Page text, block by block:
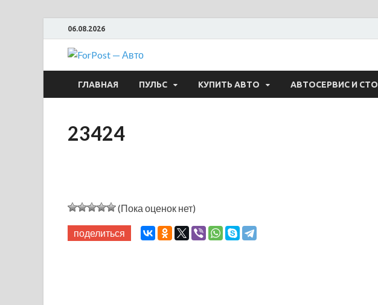
06.08.2026
ForPost — Авто
ГЛАВНАЯ ПУЛЬС КУПИТЬ АВТО АВТОСЕРВИС И СТО
23424
(Пока оценок нет)
поделиться